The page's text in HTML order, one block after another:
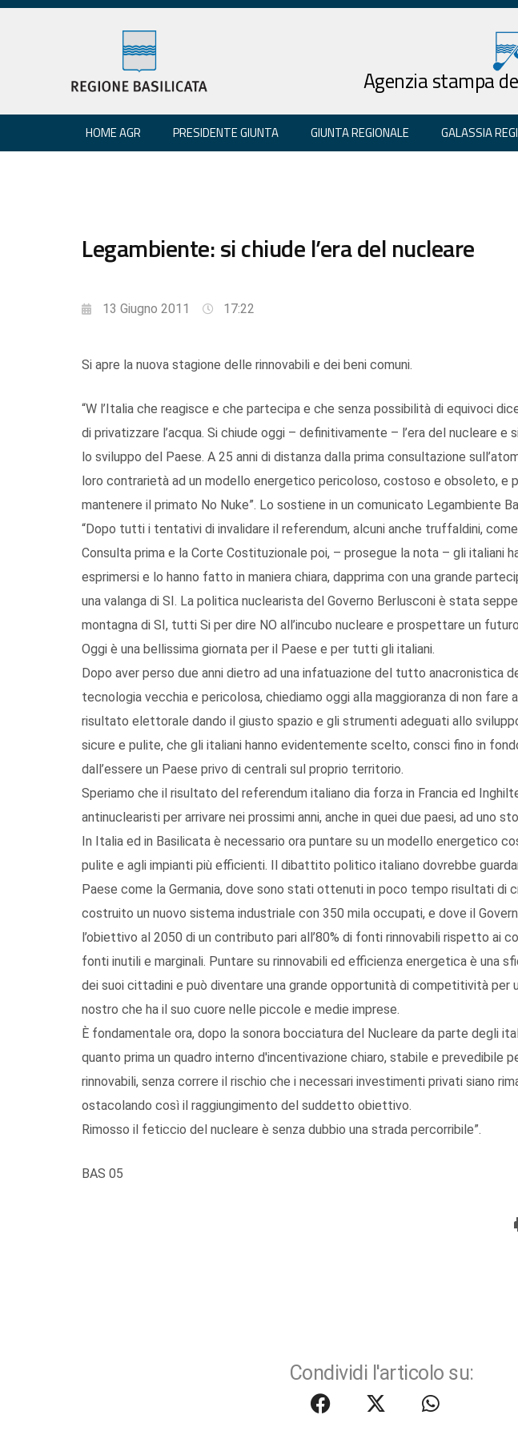
Agenzia stampa
HOME AGR PRESIDENTE GIUNTA GIUNTA REGIONALE GALASSIA
Legambiente: si chiude l’era del nucleare
13 Giugno 2011 17:22
Si apre la nuova stagione delle rinnovabili e dei beni comuni.
“W l’Italia che reagisce e che partecipa e che senza possibilità di equivoci
di privatizzare l’acqua. Si chiude oggi – definitivamente – l’era del nucleare e
lo sviluppo del Paese. A 25 anni di distanza dalla prima consultazione
loro contrarietà ad un modello energetico pericoloso, costoso e obsoleto, e
mantenere il primato No Nuke”. Lo sostiene in un comunicato Legambiente
“Dopo tutti i tentativi di invalidare il referendum, alcuni anche truffaldini,
Consulta prima e la Corte Costituzionale poi, – prosegue la nota – gli italiani
esprimersi e lo hanno fatto in maniera chiara, dapprima con una grande
una valanga di SI. La politica nuclearista del Governo Berlusconi è stata
montagna di SI, tutti Si per dire NO all’incubo nucleare e prospettare un
Oggi è una bellissima giornata per il Paese e per tutti gli italiani.
Dopo aver perso due anni dietro ad una infatuazione del tutto anacronistica
tecnologia vecchia e pericolosa, chiediamo oggi alla maggioranza di non fare
risultato elettorale dando il giusto spazio e gli strumenti adeguati allo
sicure e pulite, che gli italiani hanno evidentemente scelto, consci fino in
dall’essere un Paese privo di centrali sul proprio territorio.
Speriamo che il risultato del referendum italiano dia forza in Francia ed
antinuclearisti per arrivare nei prossimi anni, anche in quei due paesi, ad uno
In Italia ed in Basilicata è necessario ora puntare su un modello energetico
pulite e agli impianti più efficienti. Il dibattito politico italiano dovrebbe
Paese come la Germania, dove sono stati ottenuti in poco tempo risultati di
costruito un nuovo sistema industriale con 350 mila occupati, e dove il
l’obiettivo al 2050 di un contributo pari all’80% di fonti rinnovabili rispetto ai
fonti inutili e marginali. Puntare su rinnovabili ed efficienza energetica è una
dei suoi cittadini e può diventare una grande opportunità di competitività per
nostro che ha il suo cuore nelle piccole e medie imprese.
È fondamentale ora, dopo la sonora bocciatura del Nucleare da parte degli
quanto prima un quadro interno d'incentivazione chiaro, stabile e prevedibile
rinnovabili, senza correre il rischio che i necessari investimenti privati siano
ostacolando così il raggiungimento del suddetto obiettivo.
Rimosso il feticcio del nucleare è senza dubbio una strada percorribile”.
BAS 05
Condividi l'articolo su: